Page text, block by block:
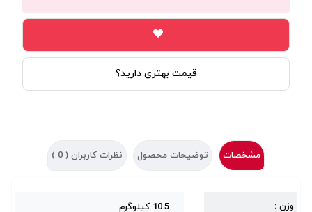
قیمت بهتری دارید؟
مشخصات توضیحات محصول نظرات کاربران ( 0
)
وزن : 10.5 کیلوگرم